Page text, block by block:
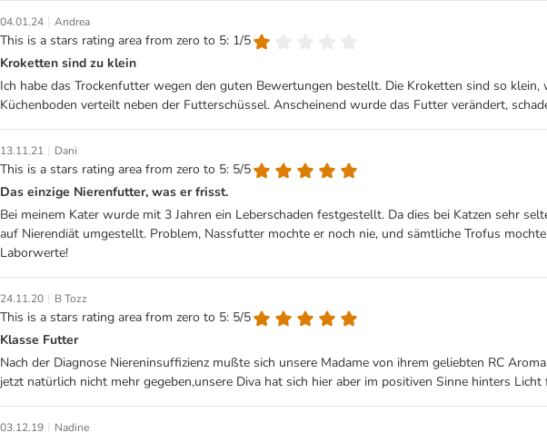
04.01.24 | Andrea
This is a stars rating area from zero to 5: 1/5
Kroketten sind zu klein
Ich habe das Trockenfutter wegen den guten Bewertungen bestellt. Die Kroketten sind so
Küchenboden verteilt neben der Futterschüssel. Anscheinend wurde das Futter verändert,
13.11.21 | Dani
This is a stars rating area from zero to 5: 5/5
Das einzige Nierenfutter, was er frisst.
Bei meinem Kater wurde mit 3 Jahren ein Leberschaden festgestellt. Da dies bei Katzen sehr
auf Nierendiät umgestellt. Problem, Nassfutter mochte er noch nie, und sämtliche Trofus
Laborwerte!
24.11.20 | B Tozz
This is a stars rating area from zero to 5: 5/5
Klasse Futter
Nach der Diagnose Niereninsuffizienz mußte sich unsere Madame von ihrem geliebten RC
jetzt natürlich nicht mehr gegeben,unsere Diva hat sich hier aber im positiven Sinne hinters
03.12.19 | Nadine